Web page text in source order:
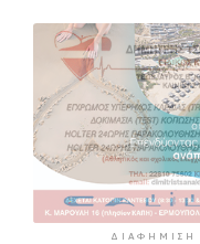
ΔΙΑΦΉΜΙΣΗ